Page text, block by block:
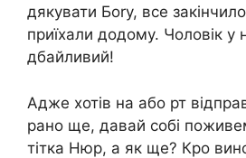
дякувати Боrу, все
приїхали додому. Чоловік у
дбайливий!
Адже хотів на або рт
рано ще, давай собі
тітка Нюр, а як ще? Кро